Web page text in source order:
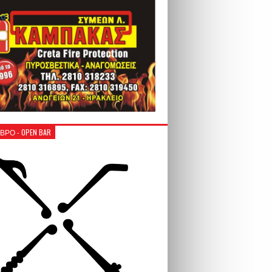
- OPEN BAR